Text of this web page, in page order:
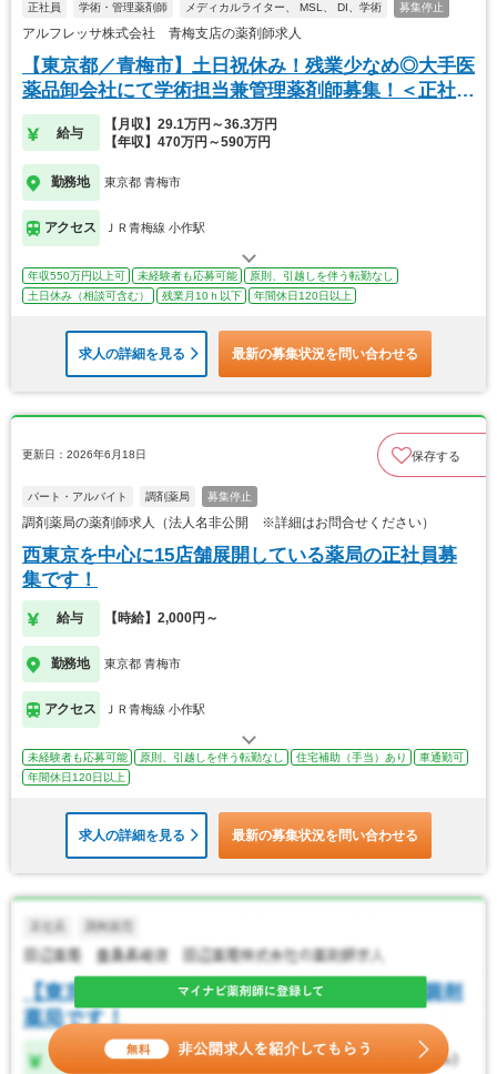
正社員 学術・管理薬剤師 メディカルライター、 MSL、 DI、学術 募集停止
アルフレッサ株式会社 青梅支店の薬剤師求人
【東京都／青梅市】土日祝休み！残業少なめ◎大手医
薬品卸会社にて学術担当兼管理薬剤師募集！＜正社員
＞
給与
【月収】29.1万円～36.3万円
【年収】470万円～590万円
勤務地 東京都 青梅市
アクセス ＪＲ青梅線 小作駅
年収550万円以上可 未経験者も応募可能
原則、引越しを伴う転勤なし
土日休み（相談可含む）
残業月10ｈ以下 年間休日120日以上
求人の詳細を見る 最新の募集状況を問い合わせる
更新日：2026年6月18日 保存する
パート・アルバイト 調剤薬局 募集停止
調剤薬局の薬剤師求人（法人名非公開 ※詳細はお問合せください）
西東京を中心に15店舗展開している薬局の正社員募
集です！
給与 【時給】2,000円～
勤務地 東京都 青梅市
アクセス ＪＲ青梅線 小作駅
未経験者も応募可能 原則、引越しを伴う転勤なし 住宅補助（手当）あり
車通勤可
年間休日120日以上
求人の詳細を見る 最新の募集状況を問い合わせる